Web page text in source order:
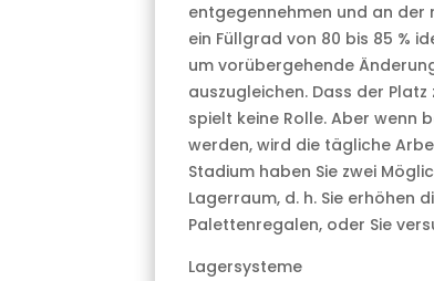
entgegennehmen und an der
ein Füllgrad von 80 bis 85 %
um vorübergehende
auszugleichen. Dass der
spielt keine Rolle. Aber wenn
werden, wird die tägliche
Stadium haben Sie zwei
Lagerraum, d. h. Sie erhöhen
Palettenregalen, oder Sie
Lagersysteme